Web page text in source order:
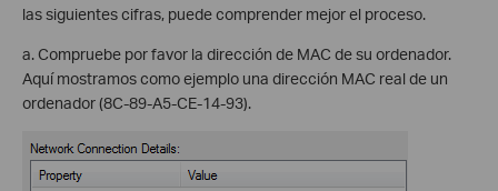
las siguientes cifras, puede comprender mejor el proceso.
a. Compruebe por favor la dirección de MAC de su ordenador.
Aquí mostramos como ejemplo una dirección MAC real de un
ordenador (8C-89-A5-CE-14-93).